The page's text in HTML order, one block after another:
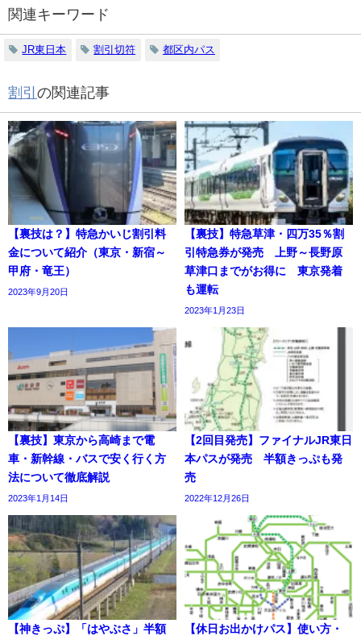
関連キーワード
JR東日本 割引切符 都区内パス
割引 の関連記事
【裏技は？】特急かいじ割引料
金について紹介（東京・新宿～
甲府・竜王）
2023年9月20日
【裏技】特急草津・四万35％割
引特急券が発売 上野～長野原
草津口までがお得に 東京発着
も運転
2023年1月23日
【裏技】東京から高崎まで電
車・新幹線・バスで安く行く方
法について徹底解説
2023年1月14日
【2回目発売】ファイナルJR東日
本パスが発売 半額きっぷも発
売
2022年12月26日
【神きっぷ】「はやぶさ」半額
【休日お出かけパス】使い方・